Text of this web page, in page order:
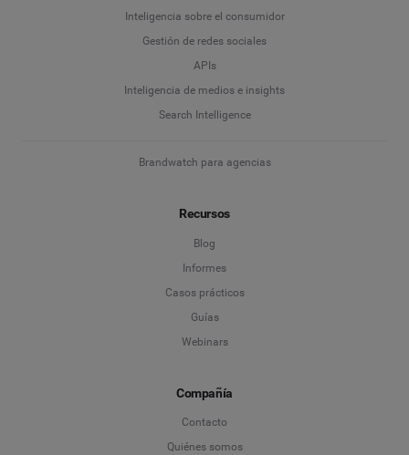
Inteligencia sobre el consumidor
Gestión de redes sociales
APIs
Inteligencia de medios e insights
Search Intelligence
Brandwatch para agencias
Recursos
Blog
Informes
Casos prácticos
Guías
Webinars
Compañía
Contacto
Quiénes somos